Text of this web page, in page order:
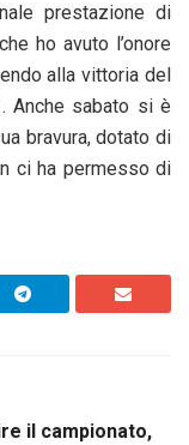
prestazione di
ho avuto l’onore
alla vittoria del
Anche sabato si è
bravura, dotato di
ci ha permesso di
il campionato,